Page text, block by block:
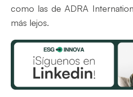
como las de ADRA
más lejos.